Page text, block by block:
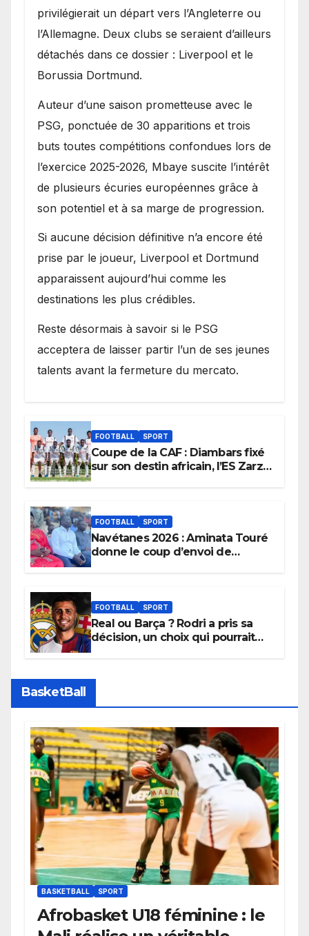
privilégierait un départ vers l’Angleterre ou
l’Allemagne. Deux clubs se seraient d’ailleurs
détachés dans ce dossier : Liverpool et le
Borussia Dortmund.
Auteur d’une saison prometteuse avec le
PSG, ponctuée de 30 apparitions et trois
buts toutes compétitions confondues lors de
l’exercice 2025-2026, Mbaye suscite l’intérêt
de plusieurs écuries européennes grâce à
son potentiel et à sa marge de progression.
Si aucune décision définitive n’a encore été
prise par le joueur, Liverpool et Dortmund
apparaissent aujourd’hui comme les
destinations les plus crédibles.
Reste désormais à savoir si le PSG
acceptera de laisser partir l’un de ses jeunes
talents avant la fermeture du mercato.
FOOTBALL SPORT
Coupe de la CAF : Diambars fixé
sur son destin africain, l’ES Zarzis
FOOTBALL SPORT
Navétanes 2026 : Aminata Touré
donne le coup d’envoi de
apaisées.
FOOTBALL SPORT
Real ou Barça ? Rodri a pris sa
décision, un choix qui pourrait
BasketBall
BASKETBALL SPORT
Afrobasket U18 féminine : le